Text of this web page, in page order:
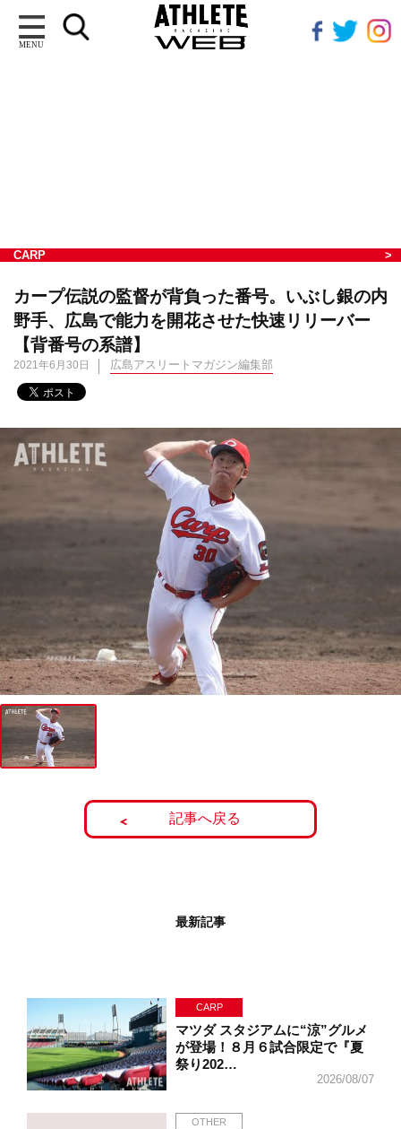
MENU
CARP
カープ伝説の監督が背負った番号。いぶし銀の内
野手、広島で能力を開花させた快速リリーバー
【背番号の系譜】
2021年6月30日 広島アスリートマガジン編集部
記事へ戻る
最新記事
CARP
マツダ スタジアムに“涼”グルメ
が登場！８月６試合限定で『夏
祭り202…
2026/08/07
OTHER